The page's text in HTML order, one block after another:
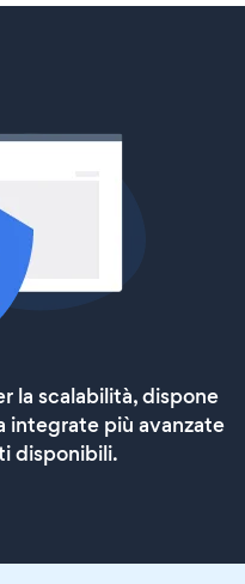
la scalabilità, dispone
integrate più avanzate
disponibili.